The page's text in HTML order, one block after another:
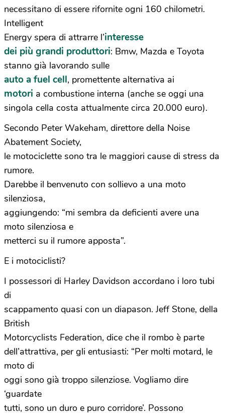
necessitano di essere rifornite ogni 160 chilometri.
Intelligent
Energy spera di attrarre l’interesse
dei più grandi produttori: Bmw, Mazda e Toyota
stanno già lavorando sulle
auto a fuel cell, promettente alternativa ai
motori a combustione interna (anche se oggi una
singola cella costa attualmente circa 20.000 euro).
Secondo Peter Wakeham, direttore della Noise
Abatement Society,
le motociclette sono tra le maggiori cause di stress da
rumore.
Darebbe il benvenuto con sollievo a una moto
silenziosa,
aggiungendo: “mi sembra da deficienti avere una
moto silenziosa e
metterci su il rumore apposta”.
E i motociclisti?
I possessori di Harley Davidson accordano i loro tubi
di
scappamento quasi con un diapason. Jeff Stone, della
British
Motorcyclists Federation, dice che il rombo è parte
dell’attrattiva, per gli entusiasti: “Per molti motard, le
moto di
oggi sono già troppo silenziose. Vogliamo dire
‘guardate
tutti, sono un duro e puro corridore’. Possono